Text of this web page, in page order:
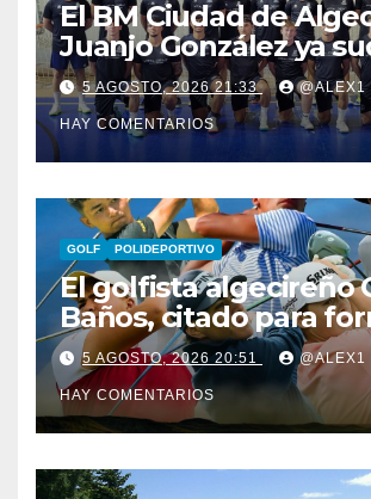
El BM Ciudad de
Juanjo González ya
pretemporada con
fichajes: Florin Pop y
González
5 AGOSTO, 2026 21:33 @ALEX1
HAY COMENTARIOS
GOLF POLIDEPORTIVO
El golfista algecireño
Baños, citado para
parte del equipo
el Jacques Léglise
5 AGOSTO, 2026 20:51 @ALEX1
HAY COMENTARIOS